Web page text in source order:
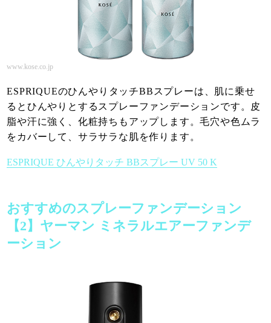
www.kose.co.jp
ESPRIQUEのひんやりタッチBBスプレーは、肌に乗せ
るとひんやりとするスプレーファンデーションです。皮
脂や汗に強く、化粧持ちもアップします。毛穴や色ムラ
をカバーして、サラサラな肌を作ります。
ESPRIQUE ひんやりタッチ BBスプレー UV 50 K
おすすめのスプレーファンデーション
【2】ヤーマン ミネラルエアーファンデ
ーション